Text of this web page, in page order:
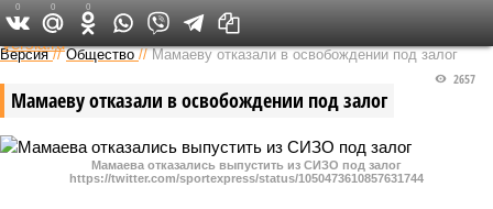
Федеральный выпуск
Версия //Общество //Мамаеву отказали в освобождении под залог
Мамаеву отказали в освобождении под залог
2657
Мамаева отказались выпустить из СИЗО под залог
https://twitter.com/sportexpress/status/1050473610857631744
0 0 0